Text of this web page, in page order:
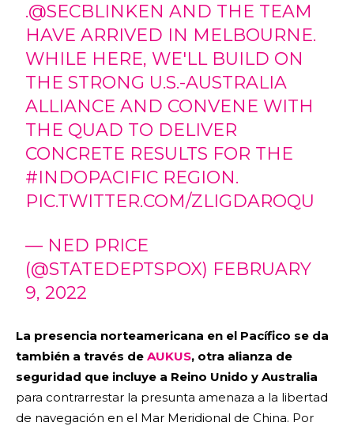
.@SECBLINKEN AND THE TEAM
HAVE ARRIVED IN MELBOURNE.
WHILE HERE, WE'LL BUILD ON
THE STRONG U.S.-AUSTRALIA
ALLIANCE AND CONVENE WITH
THE QUAD TO DELIVER
CONCRETE RESULTS FOR THE
#INDOPACIFIC REGION.
PIC.TWITTER.COM/ZLIGDAROQU
— NED PRICE
(@STATEDEPTSPOX) FEBRUARY
9, 2022
La presencia norteamericana en el Pacífico se da
también a través de AUKUS, otra alianza de
seguridad que incluye a Reino Unido y Australia
para contrarrestar la presunta amenaza a la libertad
de navegación en el Mar Meridional de China. Por